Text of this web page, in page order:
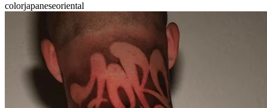
colorjapaneseoriental